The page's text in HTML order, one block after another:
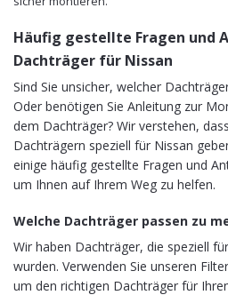
Häufig gestellte Fragen und
Dachträger für Nissan
Sind Sie unsicher, welcher
Oder benötigen Sie Anleitung zur
dem Dachträger? Wir verstehen,
Dachträgern speziell für Nissan
einige häufig gestellte Fragen und
um Ihnen auf Ihrem Weg zu helfen.
Welche Dachträger passen zu
Wir haben Dachträger, die speziell
wurden. Verwenden Sie unseren
um den richtigen Dachträger für